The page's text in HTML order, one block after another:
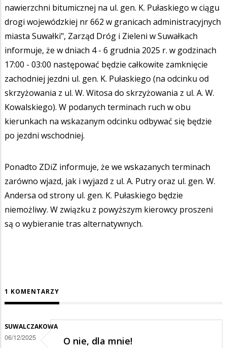
nawierzchni bitumicznej na ul. gen. K. Pułaskiego w ciągu
drogi wojewódzkiej nr 662 w granicach administracyjnych
miasta Suwałki", Zarząd Dróg i Zieleni w Suwałkach
informuje, że w dniach 4 - 6 grudnia 2025 r. w godzinach
17:00 - 03:00 następować będzie całkowite zamknięcie
zachodniej jezdni ul. gen. K. Pułaskiego (na odcinku od
skrzyżowania z ul. W. Witosa do skrzyżowania z ul. A. W.
Kowalskiego). W podanych terminach ruch w obu
kierunkach na wskazanym odcinku odbywać się będzie
po jezdni wschodniej.
Ponadto ZDiZ informuje, że we wskazanych terminach
zarówno wjazd, jak i wyjazd z ul. A. Putry oraz ul. gen. W.
Andersa od strony ul. gen. K. Pułaskiego będzie
niemożliwy. W związku z powyższym kierowcy proszeni
są o wybieranie tras alternatywnych.
1 KOMENTARZY
SUWALCZAKOWA
06/12/2025 O nie, dla mnie!